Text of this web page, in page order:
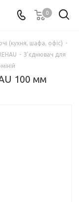
0
(кухня, шафа, офіс) -
- З'єднювач для
100 мм